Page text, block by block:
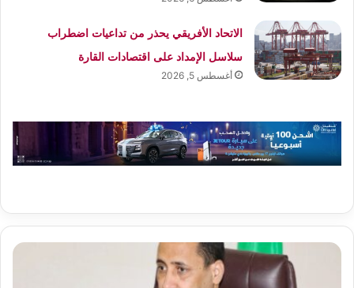
الاتحاد الأفريقي يحذر من تداعيات اضطراب
سلاسل الإمداد على اقتصادات القارة
أغسطس 5, 2026
الوزير